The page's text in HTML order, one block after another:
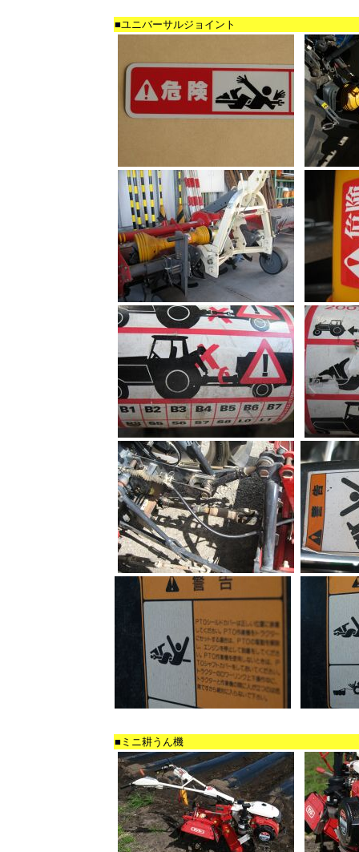
■ユニバーサルジョイント
■ミニ耕うん機